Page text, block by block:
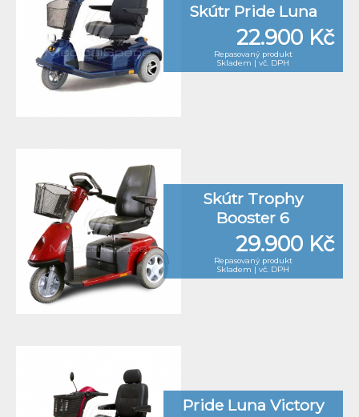
Skútr Pride Luna
22.900 Kč
Repasovaný produkt
Skladem | vč. DPH
Skútr Trophy
Booster 6
29.900 Kč
Repasovaný produkt
Skladem | vč. DPH
Pride Luna Victory